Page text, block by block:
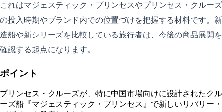
これはマジェスティック・プリンセスやプリンセス・クルーズ
の投入時期やブランド内での位置づけを把握する材料です。新
造船や新シリーズを比較している旅行者は、今後の商品展開を
確認する起点になります。
ポイント
プリンセス・クルーズが、特に中国市場向けに設計されたクル
ーズ船『マジェスティック・プリンセス』で新しいリバリー・